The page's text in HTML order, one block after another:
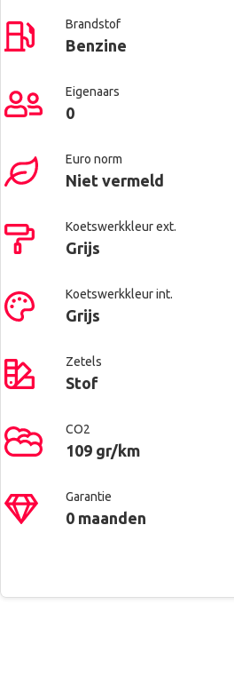
Brandstof
Benzine
Eigenaars
0
Euro norm
Niet vermeld
Koetswerkkleur ext.
Grijs
Koetswerkkleur int.
Grijs
Zetels
Stof
CO2
109 gr/km
Garantie
0 maanden